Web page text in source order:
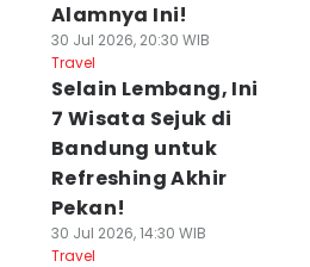
Alamnya Ini!
30 Jul 2026, 20:30 WIB
Travel
Selain Lembang, Ini
7 Wisata Sejuk di
Bandung untuk
Refreshing Akhir
Pekan!
30 Jul 2026, 14:30 WIB
Travel